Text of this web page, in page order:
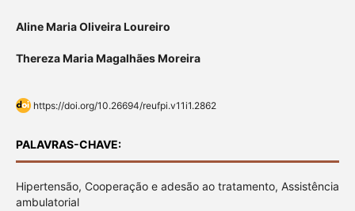
Aline Maria Oliveira Loureiro
Thereza Maria Magalhães Moreira
https://doi.org/10.26694/reufpi.v11i1.2862
PALAVRAS-CHAVE:
Hipertensão, Cooperação e adesão ao tratamento, Assistência
ambulatorial